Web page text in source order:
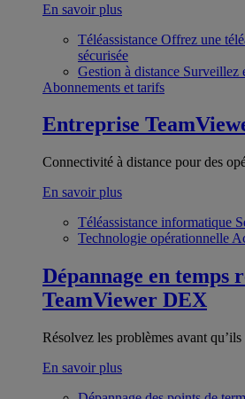
En savoir plus
Téléassistance Offrez une
sécurisée
Gestion à distance Surveillez
Abonnements et tarifs
Entreprise
Connectivité à distance pour des
En savoir plus
Téléassistance informatique
Technologie opérationnelle
Dépannage en temps
TeamViewer DEX
Résolvez les problèmes avant
En savoir plus